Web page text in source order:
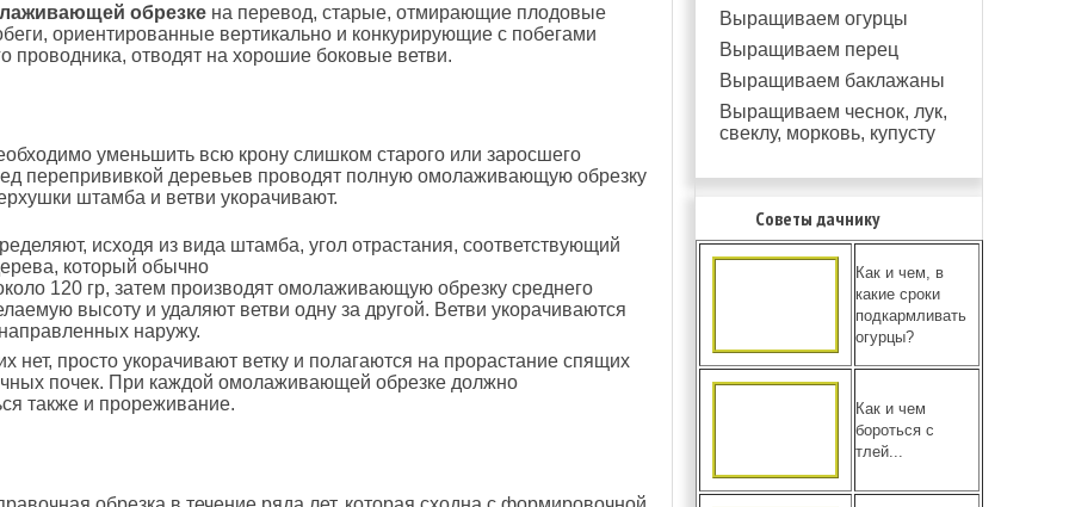
обрезкена перевод, старые, отмирающие плодовые
ориентированные вертикально и конкурирующие с побегами
проводника, отводят на хорошие боковые ветви.
уменьшить всю крону слишком старого или заросшего
перепрививкой деревьев проводят полную омолаживающую обрезку
штамба и ветви укорачивают.
исходя из вида штамба, угол отрастания, соответствующий
который обычно
120 гр, затем производят омолаживающую обрезку среднего
высоту и удаляют ветви одну за другой. Ветви укорачиваются
наружу.
нет, просто укорачивают ветку и полагаются на прорастание спящих
почек. При каждой омолаживающей обрезке должно
также и прореживание.
Выращиваем огурцы
Выращиваем перец
Выращиваем баклажаны
Выращиваем чеснок, лук,
свеклу, морковь, купусту
Советы дачнику
Как и чем, в
какие сроки
подкармливать
огурцы?
Как и чем
бороться с
тлей...